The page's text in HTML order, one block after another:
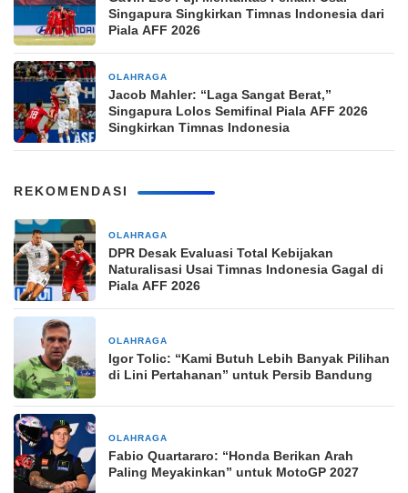
Singapura Singkirkan Timnas Indonesia dari
Piala AFF 2026
OLAHRAGA
Jacob Mahler: “Laga Sangat Berat,”
Singapura Lolos Semifinal Piala AFF 2026
Singkirkan Timnas Indonesia
REKOMENDASI
OLAHRAGA
DPR Desak Evaluasi Total Kebijakan
Naturalisasi Usai Timnas Indonesia Gagal di
Piala AFF 2026
OLAHRAGA
Igor Tolic: “Kami Butuh Lebih Banyak Pilihan
di Lini Pertahanan” untuk Persib Bandung
OLAHRAGA
Fabio Quartararo: “Honda Berikan Arah
Paling Meyakinkan” untuk MotoGP 2027